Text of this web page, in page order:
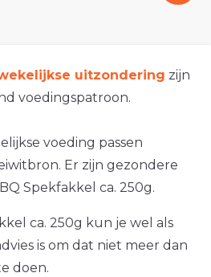
uitzondering zijn
voedingspatroon.
voeding passen
Er zijn gezondere
Spekfakkel ca. 250g.
ca. 250g kun je wel als
is om dat niet meer dan
doen.